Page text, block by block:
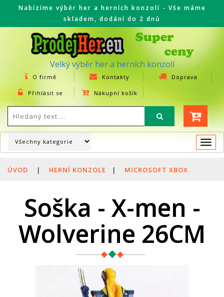
Nabízíme výběr her a herních konzolí - Vše máme
skladem, dodání do 2 dnů
Velký výběr her a herních konzolí
O firmě Kontakty Doprava
Přihlásit se Nákupní košík
ÚVOD | HERNÍ KONZOLE | MICROSOFT XBOX
Soška - X-men -
Wolverine 26CM